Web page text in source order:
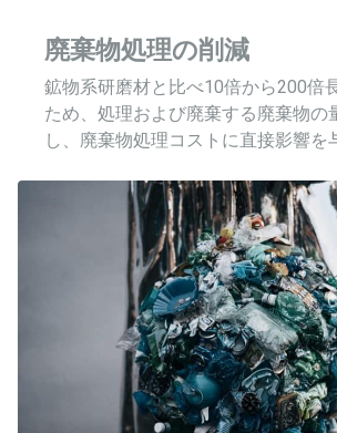
廃棄物処理の削減
鉱物系研磨材と比べ10倍から200倍
ため、処理および廃棄する廃棄物の
し、廃棄物処理コストに直接影響を